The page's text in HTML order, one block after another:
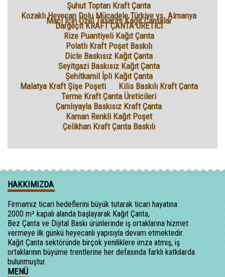
Şuhut Toptan Kraft Çanta
Kozaklı Heyecan Dolu Mücadele Türkiye vs. Almanya
Maçı İçin Özel Tasarım Kağıt Çantalar
Dargeçit KRAFT ÇANTA ÜRETİCİ
Rize Puantiyeli Kağıt Çanta
Polatlı Kraft Poşet Baskılı
Dicle Baskısız Kağıt Çanta
Seyitgazi Baskısız Kağıt Çanta
Şehitkamil İpli Kağıt Çanta
Malatya Kraft Şişe Poşeti
Kilis Baskılı Kraft Çanta
Terme Kraft Çanta Üreticileri
Çamlıyayla Baskısız Kraft Çanta
Kaman Renkli Kağıt Poşet
Çelikhan Kraft Çanta Baskılı
HAKKIMIZDA
Firmamız ticari hedeflerini büyük tutarak ticari hayatına
2000 m² kapalı alanda başlayarak Kağıt Çanta,
Bez Çanta ve Dijital Baskı ürünlerinde iş ortaklarına hizmet
vermeye ilk günkü heyecanlı yapısıyla devam etmektedir.
Kağıt Çanta sektöründe birçok yeniliklere imza atmış, iş
ortaklarının büyüme trentlerine her defasında farklı katkılarda
bulunmuştur.
MENÜ